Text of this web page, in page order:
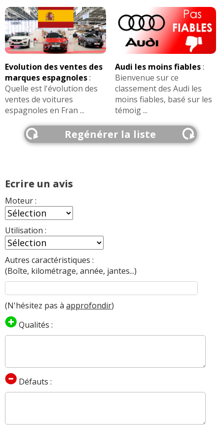
Evolution des ventes des
marques espagnoles:
Quelle est l'évolution des
ventes de voitures
espagnoles en Fran ...
Audi les moins fiables:
Bienvenue sur ce
classement des Audi les
moins fiables, basé sur les
témoig ...
Regénérer la liste
Ecrire un avis
Moteur :
Utilisation :
Autres caractéristiques :
(Boîte, kilométrage, année, jantes...)
(N'hésitez pas à approfondir)
Qualités :
Défauts :